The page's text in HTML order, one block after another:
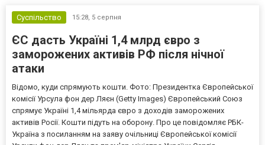
Суспільство 15:28, 5 серпня
ЄС дасть Україні 1,4 млрд євро з
заморожених активів РФ після нічної
атаки
Відомо, куди спрямують кошти. Фото: Президентка Європейської
комісії Урсула фон дер Ляєн (Getty Images) Європейський Союз
спрямує Україні 1,4 мільярда євро з доходів заморожених
активів Росії. Кошти підуть на оборону. Про це повідомляє РБК-
Україна з посиланням на заяву очільниці Європейської комісії